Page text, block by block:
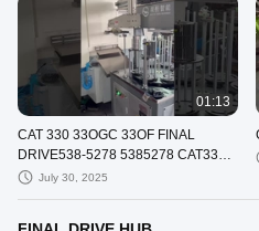
01:13
CAT 330 33OGC 33OF FINAL
DRIVE538-5278 5385278 CAT330
জিসি July 30, 2025